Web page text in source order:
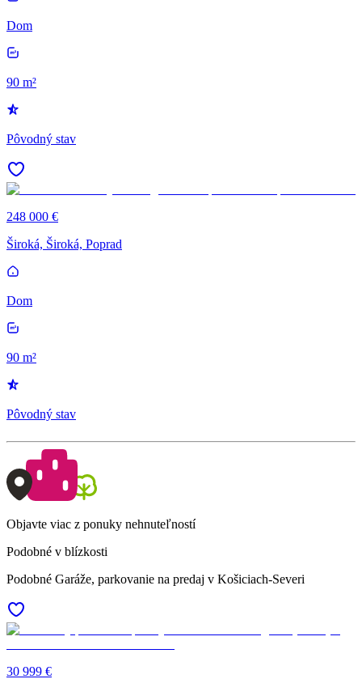
Dom
90 m²
Pôvodný stav
248 000 €
Široká, Široká, Poprad
Dom
90 m²
Pôvodný stav
Objavte viac z ponuky nehnuteľností
Podobné v blízkosti
Podobné Garáže, parkovanie na predaj v Košiciach-Severi
30 999 €